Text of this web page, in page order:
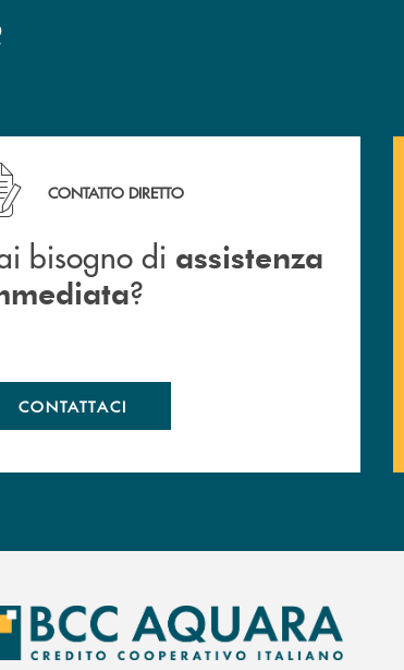
bisogno di assistenza immediata ?
CONTATTO DIRETTO
bisogno di assistenza
?
CONTATTACI